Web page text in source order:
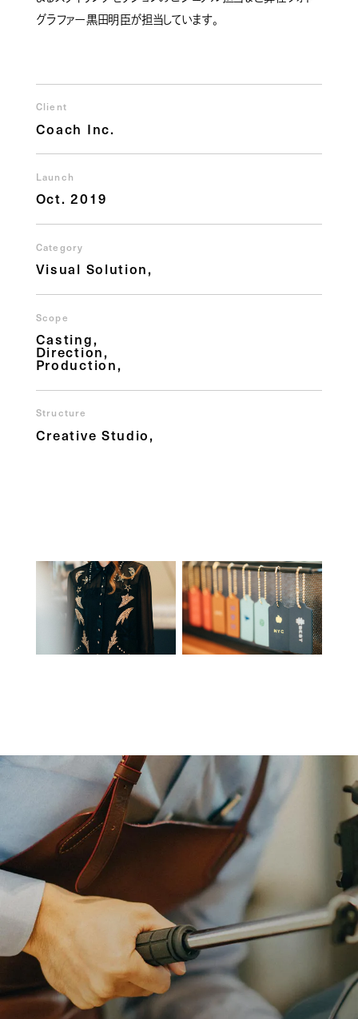
グラファー黒田明臣が担当しています。
Client
Coach Inc.
Launch
Oct. 2019
Category
Visual Solution
Scope
Casting
Direction
Production
Structure
Creative Studio